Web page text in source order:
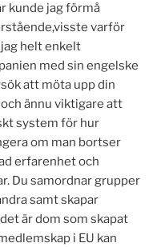
kunde jag förmå
varför
helt enkelt
med sin engelske
att möta upp din
ännu viktigare att
system för hur
om man bortser
erfarenhet och
Du samordnar grupper
samt skapar
är dom som skapat
i EU kan